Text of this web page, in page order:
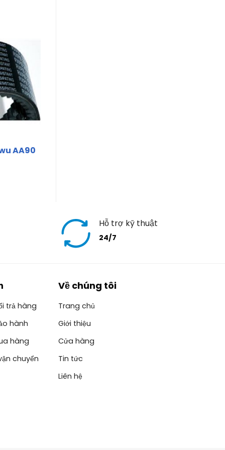
AA90
Hỗ trợ kỹ thuật
24/7
trả hàng
hành
hàng
chuyển
Về chúng tôi
Trang chủ
Giới thiệu
Cửa hàng
Tin tức
Liên hệ